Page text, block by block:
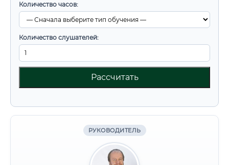
Количество часов:
Количество слушателей:
Рассчитать
РУКОВОДИТЕЛЬ